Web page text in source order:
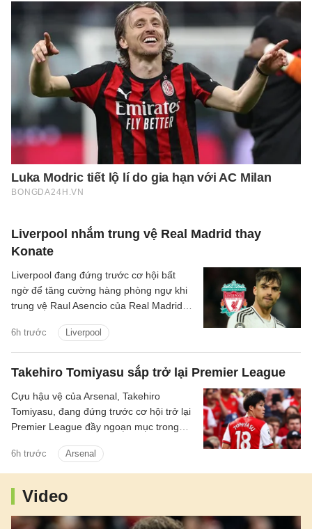
Liverpool nhắm trung vệ Real Madrid thay
Konate
6h trước Liverpool
Liverpool đang đứng trước cơ hội bất
ngờ để tăng cường hàng phòng ngự khi
trung vệ Raul Asencio của Real Madrid
trong kỳ chuyển nhượng mùa hè này.
Takehiro Tomiyasu sắp trở lại Premier League
6h trước Arsenal
Cựu hậu vệ của Arsenal, Takehiro
Tomiyasu, đang đứng trước cơ hội trở lại
Premier League đầy ngoạn mục trong
Video